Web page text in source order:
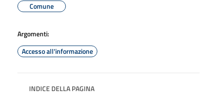
Comune
Argomenti:
Accesso all'informazione
INDICE DELLA PAGINA